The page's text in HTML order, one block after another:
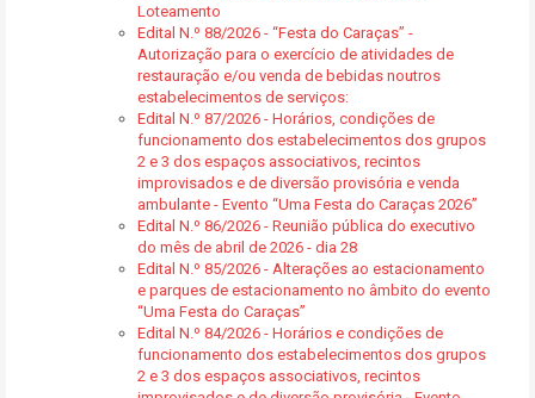
Loteamento
Edital N.º 88/2026 - “Festa do Caraças” -
Autorização para o exercício de atividades de
restauração e/ou venda de bebidas noutros
estabelecimentos de serviços:
Edital N.º 87/2026 - Horários, condições de
funcionamento dos estabelecimentos dos grupos
2 e 3 dos espaços associativos, recintos
improvisados e de diversão provisória e venda
ambulante - Evento “Uma Festa do Caraças 2026”
Edital N.º 86/2026 - Reunião pública do executivo
do mês de abril de 2026 - dia 28
Edital N.º 85/2026 - Alterações ao estacionamento
e parques de estacionamento no âmbito do evento
“Uma Festa do Caraças”
Edital N.º 84/2026 - Horários e condições de
funcionamento dos estabelecimentos dos grupos
2 e 3 dos espaços associativos, recintos